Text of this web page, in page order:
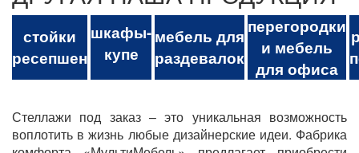
стойки
ресепшен
шкафы-
купе
мебель для
раздевалок
перегородки
и мебель
для офиса
Стеллажи под заказ – это уникальная возможность
воплотить в жизнь любые дизайнерские идеи. Фабрика